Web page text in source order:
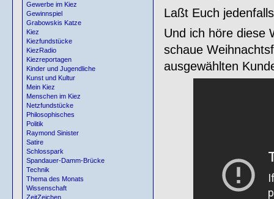
Gewerbe im Kiez
Gewinnspiel
Grabowskis Katze
Kiez
Kiezfundstücke
KiezRadio
Kiezreportagen
Kinder und Jugendliche
Kunst und Kultur
Mein Kiez
Menschen im Kiez
Netzfundstücke
Philosophisches
Politik
Raymond Sinister
Satire
Schlosspark
Spandauer-Damm-Brücke
Technik
Thema des Monats
Wissenschaft
ZeitZeichen
Laßt Euch
Und ich höre diese
schaue
ausgewählten